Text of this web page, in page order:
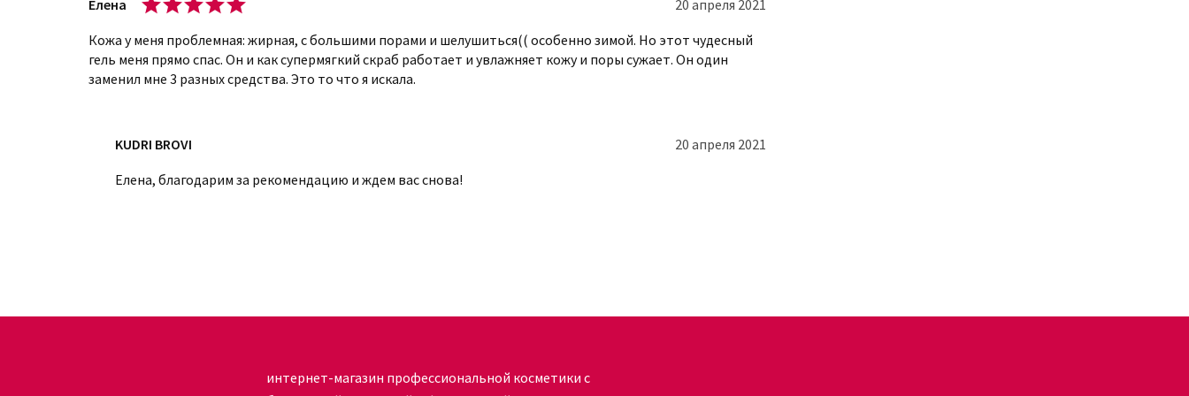
Все товары сертифицированы и отвечают требованиям международных стандартов
качества. Интернет-магазин «Кудри-брови» гарантирует оригинальность всей уходовой
косметики. А также предоставляет самую низкую цену на рынке и осуществляет
Елена
20 апреля 2021
Кожа у меня проблемная: жирная, с большими порами и шелушиться(( особенно зимой. Но этот чудесный
гель меня прямо спас. Он и как супермягкий скраб работает и увлажняет кожу и поры сужает. Он один
заменил мне 3 разных средства. Это то что я искала.
KUDRI BROVI
20 апреля 2021
Елена, благодарим за рекомендацию и ждем вас снова!
интернет-магазин профессиональной косметики с